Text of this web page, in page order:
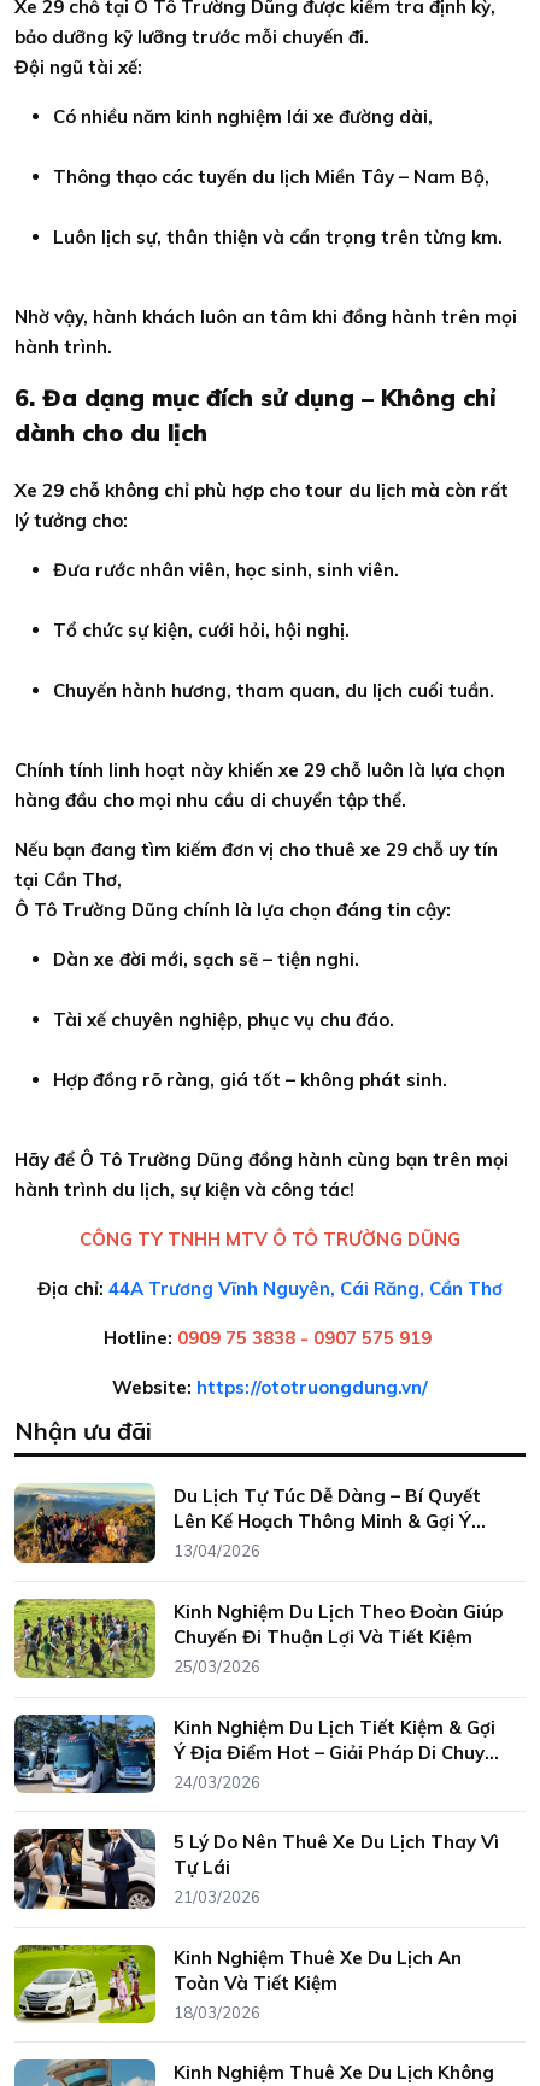
Xe 29 chỗ tại Ô Tô Trường Dũng được kiểm tra định kỳ,
bảo dưỡng kỹ lưỡng trước mỗi chuyến đi.
Đội ngũ tài xế:
Có nhiều năm kinh nghiệm lái xe đường dài,
Thông thạo các tuyến du lịch Miền Tây – Nam Bộ,
Luôn lịch sự, thân thiện và cẩn trọng trên từng km.
Nhờ vậy, hành khách luôn an tâm khi đồng hành trên mọi
hành trình.
6. Đa dạng mục đích sử dụng – Không chỉ
dành cho du lịch
Xe 29 chỗ không chỉ phù hợp cho tour du lịch mà còn rất
lý tưởng cho:
Đưa rước nhân viên, học sinh, sinh viên.
Tổ chức sự kiện, cưới hỏi, hội nghị.
Chuyến hành hương, tham quan, du lịch cuối tuần.
Chính tính linh hoạt này khiến xe 29 chỗ luôn là lựa chọn
hàng đầu cho mọi nhu cầu di chuyển tập thể.
Nếu bạn đang tìm kiếm đơn vị cho thuê xe 29 chỗ uy tín
tại Cần Thơ,
Ô Tô Trường Dũng chính là lựa chọn đáng tin cậy:
Dàn xe đời mới, sạch sẽ – tiện nghi.
Tài xế chuyên nghiệp, phục vụ chu đáo.
Hợp đồng rõ ràng, giá tốt – không phát sinh.
Hãy để Ô Tô Trường Dũng đồng hành cùng bạn trên mọi
hành trình du lịch, sự kiện và công tác!
CÔNG TY TNHH MTV Ô TÔ TRƯỜNG DŨNG
Địa chỉ: 44A Trương Vĩnh Nguyên, Cái Răng, Cần Thơ
Hotline: 0909 75 3838 - 0907 575 919
Website: https://ototruongdung.vn/
Nhận ưu đãi
Du Lịch Tự Túc Dễ Dàng – Bí Quyết
Lên Kế Hoạch Thông Minh & Gợi Ý
Điểm Đến Hấp Dẫn
13/04/2026
Kinh Nghiệm Du Lịch Theo Đoàn Giúp
Chuyến Đi Thuận Lợi Và Tiết Kiệm
25/03/2026
Kinh Nghiệm Du Lịch Tiết Kiệm & Gợi
Ý Địa Điểm Hot – Giải Pháp Di Chuyển
Tiện Lợi
24/03/2026
5 Lý Do Nên Thuê Xe Du Lịch Thay Vì
Tự Lái
21/03/2026
Kinh Nghiệm Thuê Xe Du Lịch An
Toàn Và Tiết Kiệm
18/03/2026
Kinh Nghiệm Thuê Xe Du Lịch Không